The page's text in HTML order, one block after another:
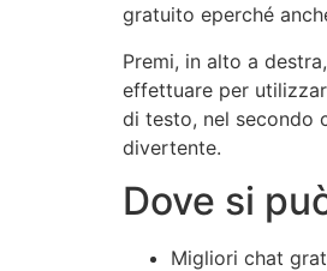
gratuito eperché
Premi, in alto a
effettuare per
di testo, nel secondo
divertente.
Dove si
Migliori chat